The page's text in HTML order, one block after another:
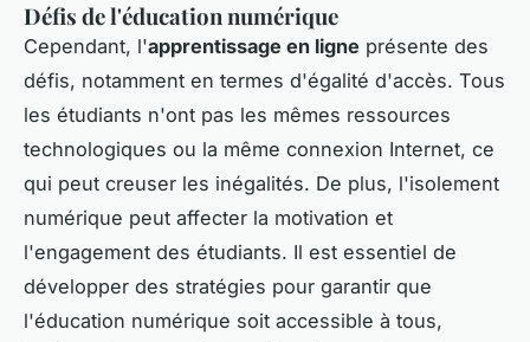
Défis de l'éducation numérique
Cependant, l'apprentissage en ligne présente des
défis, notamment en termes d'égalité d'accès. Tous
les étudiants n'ont pas les mêmes ressources
technologiques ou la même connexion Internet, ce
qui peut creuser les inégalités. De plus, l'isolement
numérique peut affecter la motivation et
l'engagement des étudiants. Il est essentiel de
développer des stratégies pour garantir que
l'éducation numérique soit accessible à tous,